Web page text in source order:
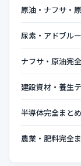
原油・ナフサ・
尿素・アドブル
ナフサ・原油完
建設資材・養生
半導体完全まとめ
農業・肥料完全